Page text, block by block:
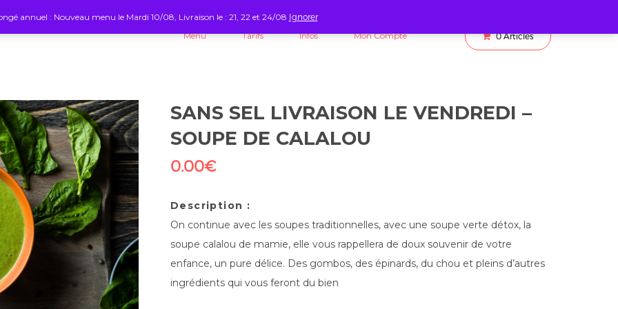
Menu Tarifs Infos Mon Compte 0 Articles
SANS SEL LIVRAISON LE VENDREDI –
SOUPE DE CALALOU
0.00€
Description :
On continue avec les soupes traditionnelles, avec une soupe verte détox, la
soupe calalou de mamie, elle vous rappellera de doux souvenir de votre
enfance, un pure délice. Des gombos, des épinards, du chou et pleins d’autres
ingrédients qui vous feront du bien
annuel : Nouveau menu le Mardi 10/08, Livraison le : 21, 22 et 24/08 Ignorer